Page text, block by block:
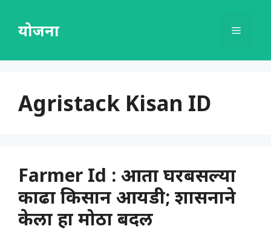
contentयोजना Menu
Agristack Kisan ID
Farmer Id : आता घरबसल्या
काढा किसान आयडी; शासनाने
केला हा मोठा बदल